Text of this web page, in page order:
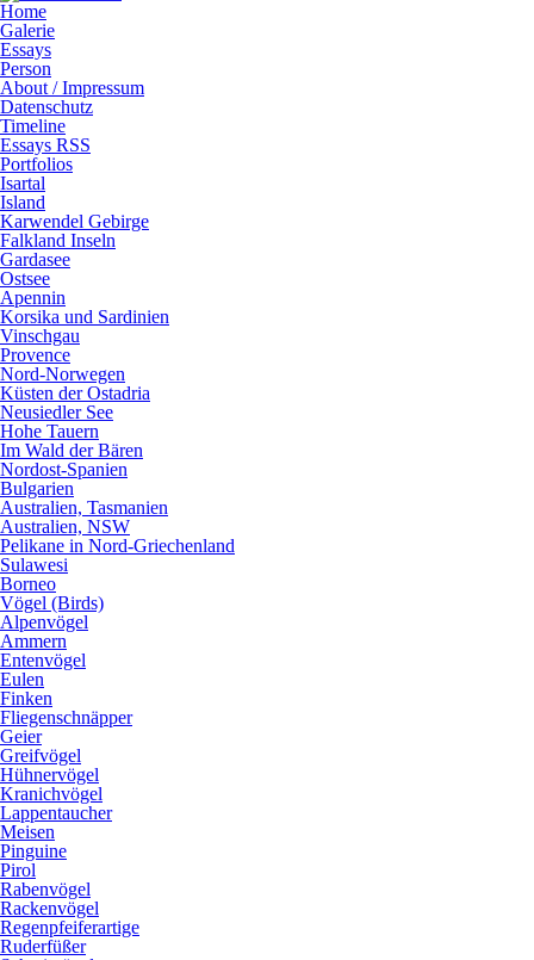
Home
Galerie
Essays
Person
About / Impressum
Datenschutz
Timeline
Essays RSS
Portfolios
Isartal
Island
Karwendel Gebirge
Falkland Inseln
Gardasee
Ostsee
Apennin
Korsika und Sardinien
Vinschgau
Provence
Nord-Norwegen
Küsten der Ostadria
Neusiedler See
Hohe Tauern
Im Wald der Bären
Nordost-Spanien
Bulgarien
Australien, Tasmanien
Australien, NSW
Pelikane in Nord-Griechenland
Sulawesi
Borneo
Vögel (Birds)
Alpenvögel
Ammern
Entenvögel
Eulen
Finken
Fliegenschnäpper
Geier
Greifvögel
Hühnervögel
Kranichvögel
Lappentaucher
Meisen
Pinguine
Pirol
Rabenvögel
Rackenvögel
Regenpfeiferartige
Ruderfüßer